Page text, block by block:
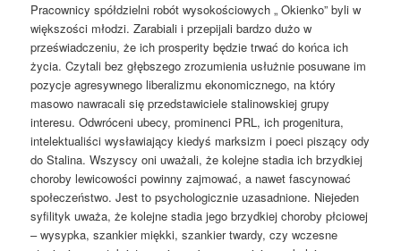
Pracownicy spółdzielni robót wysokościowych „ Okienko” byli w
większości młodzi. Zarabiali i przepijali bardzo dużo w
przeświadczeniu, że ich prosperity będzie trwać do końca ich
życia. Czytali bez głębszego zrozumienia usłużnie posuwane im
pozycje agresywnego liberalizmu ekonomicznego, na który
masowo nawracali się przedstawiciele stalinowskiej grupy
interesu. Odwróceni ubecy, prominenci PRL, ich progenitura,
intelektualiści wysławiający kiedyś marksizm i poeci piszący ody
do Stalina. Wszyscy oni uważali, że kolejne stadia ich brzydkiej
choroby lewicowości powinny zajmować, a nawet fascynować
społeczeństwo. Jest to psychologicznie uzasadnione. Niejeden
syfilityk uważa, że kolejne stadia jego brzydkiej choroby płciowej
– wysypka, szankier miękki, szankier twardy, czy wczesne